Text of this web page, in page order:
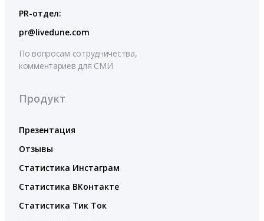
PR-отдел:
pr@livedune.com
По вопросам сотрудничества,
комментариев для СМИ
Продукт
Презентация
Отзывы
Статистика Инстаграм
Статистика ВКонтакте
Статистика Тик Ток